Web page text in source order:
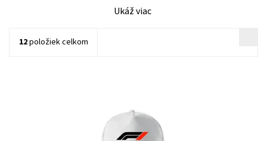
Ukáž viac
12položiek celkom